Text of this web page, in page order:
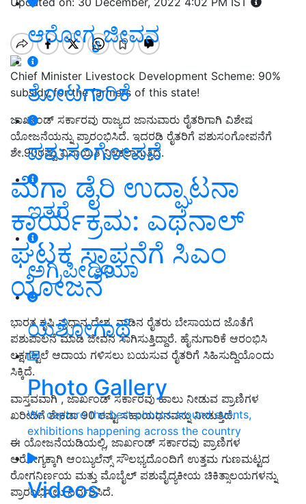
ಆರೋಗ್ಯ ಜೀವನ
ತೋಟಗಾರಿಕೆ
ಪಶುಸಂಗೋಪನೆ
ಇತರೆ
ಅಗ್ರಿಪೀಡಿಯಾ
ಯಶೋಗಾಥೆ
Photo Gallery
We capture the best photos around events,
exhibitions happening across the country
Videos
Chief Minister Livestock Development Scheme: 90%
subsidy for the farmers of this state!
ಜಾರ್ಖಂಡ್ ಸರ್ಕಾರವು ರಾಜ್ಯದ ಜಾನುವಾರು ರೈತರಿಗಾಗಿ ವಿಶೇಷ
ಯೋಜನೆಯನ್ನು ಪ್ರಾರಂಭಿಸಿದೆ. ಇದರಡಿ ರೈತರಿಗೆ ಪಶುಸಂಗೋಪನೆಗೆ
ಶೇ.90ರಷ್ಟು ವಿನಾಯಿತಿ ನೀಡಲಾಗುತ್ತಿದೆ.
ಮೆಗಾ ಡೈರಿ ಉದ್ಘಾಟನಾ
ಕಾರ್ಯಕ್ರಮ: ಎಥನಾಲ್
ಘಟಕ ಸ್ಥಾಪನೆಗೆ ಸಿಎಂ
ಯೋಜನೆ
ಭಾರತ ಕೃಷಿ ಪ್ರಧಾನ ದೇಶ. ನಾಡಿನ ರೈತರು ಬೇಸಾಯದ ಜೊತೆಗೆ
ಪಶುಪಾಲನೆ ಮಾಡಿ ಜೀವನ ಸಾಗಿಸುತ್ತಿದ್ದಾರೆ. ಹೈನುಗಾರಿಕೆ ಆರಂಭಿಸಿ
ಲಕ್ಷಗಟ್ಟಲೆ ಆದಾಯ ಗಳಿಸಲು ಬಯಸುವ ರೈತರಿಗೆ ಸಿಹಿಸುದ್ದಿಯೊಂದು
ಸಿಕ್ಕಿದೆ.
ವಾಸ್ತವವಾಗಿ , ಜಾರ್ಖಂಡ್ ಸರ್ಕಾರವು ಹಾಲು ನೀಡುವ ಪ್ರಾಣಿಗಳ
ಖರೀದಿಗೆ ಶೇಕಡಾ 90 ರಷ್ಟು ಸಹಾಯಧನವನ್ನು ನೀಡುತ್ತಿದೆ.
ಈ ಯೋಜನೆಯಡಿಯಲ್ಲಿ, ಜಾರ್ಖಂಡ್ ಸರ್ಕಾರವು ಪ್ರಾಣಿಗಳ
ಆರೋಗ್ಯಕ್ಕಾಗಿ ಆಂಬ್ಯುಲೆನ್ಸ್ ಸೌಲಭ್ಯದೊಂದಿಗೆ ಉತ್ತಮ ಗುಣಮಟ್ಟದ
ರೋಗನಿರ್ಣಯ ಮತ್ತು ಮೊಬೈಲ್ ಪಶುವೈದ್ಯಕೀಯ ಚಿಕಿತ್ಸಾಲಯಗಳನ್ನು
ಪ್ರಾರಂಭಿಸಲು ನಿರ್ಧರಿಸಿದೆ.